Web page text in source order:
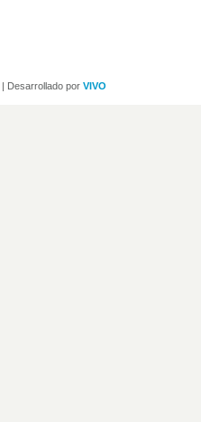
| Desarrollado por VIVO